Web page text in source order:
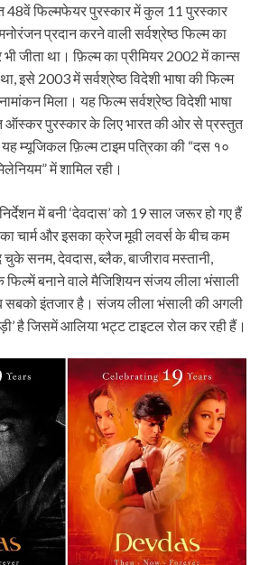
48वें फिल्मफेयर पुरस्कार में कुल 11 पुरस्कार
प्रदान करने वाली सर्वश्रेष्ठ फिल्म का
भी जीता था। फ़िल्म का प्रीमियर 2002 में कान्स
इसे 2003 में सर्वश्रेष्ठ विदेशी भाषा की फिल्म
मिला। यह फिल्म सर्वश्रेष्ठ विदेशी भाषा
ऑस्कर पुरस्कार के लिए भारत की ओर से प्रस्तुत
म्यूजिकल फ़िल्म टाइम पत्रिका की “दस १०
में शामिल रही।
में बनी ‘देवदास’ को 19 साल जरूर हो गए हैं
चार्म और इसका क्रेज मूवी लवर्स के बीच कम
सनम, देवदास, ब्लैक, बाजीराव मस्तानी,
फिल्में बनाने वाले मैजिशियन संजय लीला भंसाली
सबको इंतजार है। संजय लीला भंसाली की अगली
है जिसमें आलिया भट्ट टाइटल रोल कर रही हैं।